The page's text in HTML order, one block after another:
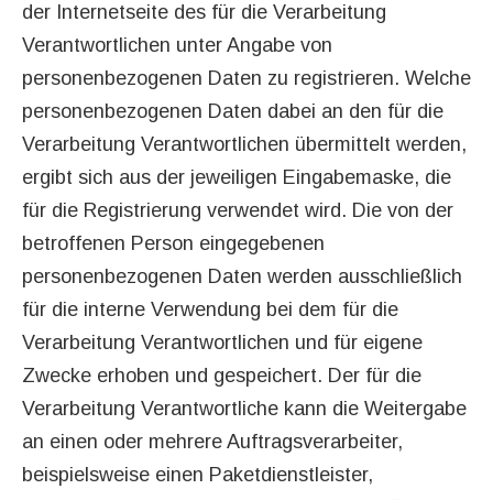
der Internetseite des für die Verarbeitung
Verantwortlichen unter Angabe von
personenbezogenen Daten zu registrieren. Welche
personenbezogenen Daten dabei an den für die
Verarbeitung Verantwortlichen übermittelt werden,
ergibt sich aus der jeweiligen Eingabemaske, die
für die Registrierung verwendet wird. Die von der
betroffenen Person eingegebenen
personenbezogenen Daten werden ausschließlich
für die interne Verwendung bei dem für die
Verarbeitung Verantwortlichen und für eigene
Zwecke erhoben und gespeichert. Der für die
Verarbeitung Verantwortliche kann die Weitergabe
an einen oder mehrere Auftragsverarbeiter,
beispielsweise einen Paketdienstleister,